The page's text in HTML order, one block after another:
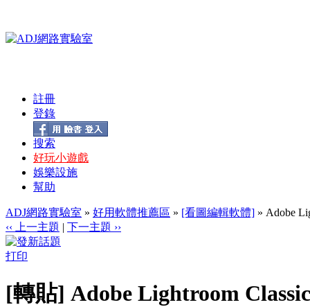
註冊
登錄
搜索
好玩小遊戲
娛樂設施
幫助
ADJ網路實驗室 » 好用軟體推薦區 » [看圖編輯軟體] » Adobe
‹‹ 上一主題 | 下一主題 ››
打印
[轉貼] Adobe Lightroom